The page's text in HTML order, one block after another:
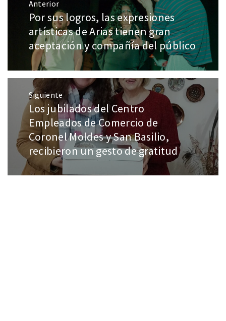
Anterior
Por sus logros, las expresiones
artísticas de Arias tienen gran
aceptación y compañía del público
Siguiente
Los jubilados del Centro
Empleados de Comercio de
Coronel Moldes y San Basilio,
recibieron un gesto de gratitud